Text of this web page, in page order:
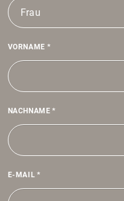
VORNAME *
NACH­NAME *
E-MAIL *